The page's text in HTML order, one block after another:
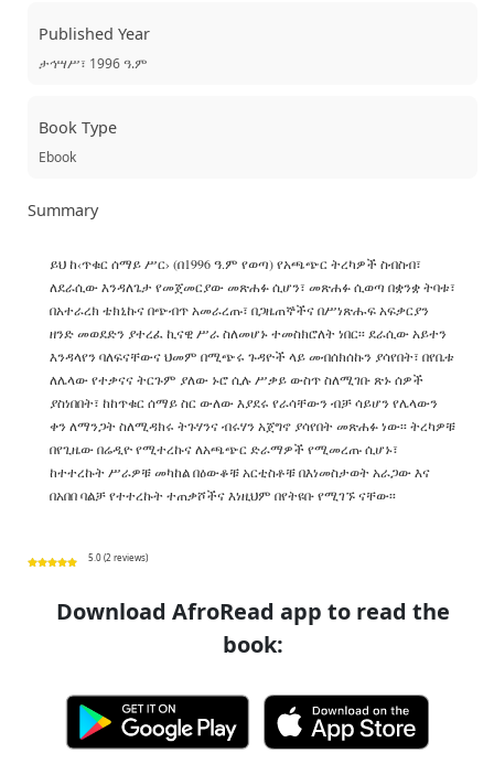
Published Year
ታኅሣሥ፣ 1996 ዓ.ም
Book Type
Ebook
Summary
ይህ ከ‹ጥቁር ሰማይ ሥር› (በ1996 ዓ.ም የወጣ) የአጫጭር ትረካዎች ስብስብ፣
ለደራሲው እንዳለጌታ የመጀመርያው መጽሐፉ ሲሆን፣ መጽሐፉ ሲወጣ በቋንቋ ትባቱ፣
በአተራረክ ቴክኒኩና በጭብጥ አመራረጡ፣ በጋዜጠኞችና በሥነጽሑፍ አፍቃርያን
ዘንድ መወደድን ያተረፈ ኪናዊ ሥራ ስለመሆኑ ተመስክሮለት ነበር፡፡ ደራሲው አይተን
እንዳላየን ባለፍናቸውና ህመም በሚጭሩ ጉዳዮች ላይ መብሰክሰኩን ያሳየበት፣ በየቤቱ
ለሌላው የተቃናና ትርጉም ያለው ኑሮ ሲሉ ሥቃይ ውስጥ ስለሚገቡ ጽኑ ሰዎች
ያስነበበት፣ ከከጥቁር ሰማይ ስር ውለው እያደሩ የራሳቸውን ብቻ ሳይሆን የሌላውን
ቀን ለማንጋት ስለሚዳክሩ ትጉሃንና ብሩሃን አጀግኖ ያሳየበት መጽሐፉ ነው፡፡ ትረካዎቹ
በየጊዜው በሬዲዮ የሚተረኩና ለአጫጭር ድራማዎች የሚመረጡ ሲሆኑ፣
ከተተረኩት ሥራዎቹ መካከል በዕውቆቹ አርቲስቶቹ በእነመስታወት አራጋው እና
በአበበ ባልቻ የተተረኩት ተጠቃሾችና እነዚህም በየትዩቡ የሚገኙ ናቸው፡፡
5.0 (2 reviews)
Download AfroRead app to read the
book: